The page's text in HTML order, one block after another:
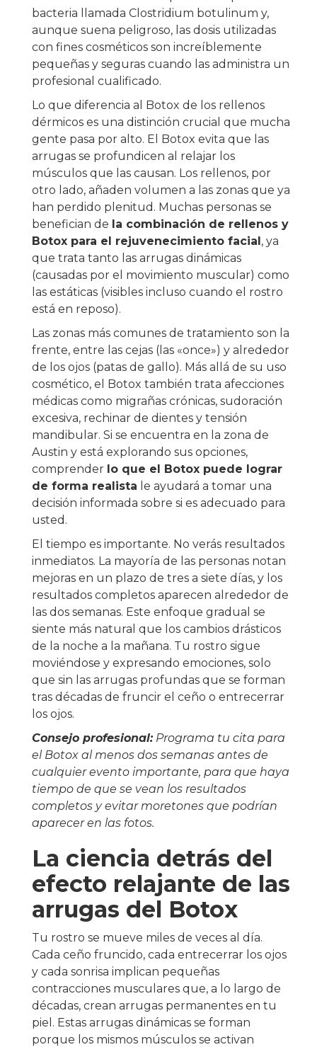
bacteria llamada Clostridium botulinum y,
aunque suena peligroso, las dosis utilizadas
con fines cosméticos son increíblemente
pequeñas y seguras cuando las administra un
profesional cualificado.
Lo que diferencia al Botox de los rellenos
dérmicos es una distinción crucial que mucha
gente pasa por alto. El Botox evita que las
arrugas se profundicen al relajar los
músculos que las causan. Los rellenos, por
otro lado, añaden volumen a las zonas que ya
han perdido plenitud. Muchas personas se
benefician de la combinación de rellenos y
Botox para el rejuvenecimiento facial, ya
que trata tanto las arrugas dinámicas
(causadas por el movimiento muscular) como
las estáticas (visibles incluso cuando el rostro
está en reposo).
Las zonas más comunes de tratamiento son la
frente, entre las cejas (las «once») y alrededor
de los ojos (patas de gallo). Más allá de su uso
cosmético, el Botox también trata afecciones
médicas como migrañas crónicas, sudoración
excesiva, rechinar de dientes y tensión
mandibular. Si se encuentra en la zona de
Austin y está explorando sus opciones,
comprender lo que el Botox puede lograr
de forma realista le ayudará a tomar una
decisión informada sobre si es adecuado para
usted.
El tiempo es importante. No verás resultados
inmediatos. La mayoría de las personas notan
mejoras en un plazo de tres a siete días, y los
resultados completos aparecen alrededor de
las dos semanas. Este enfoque gradual se
siente más natural que los cambios drásticos
de la noche a la mañana. Tu rostro sigue
moviéndose y expresando emociones, solo
que sin las arrugas profundas que se forman
tras décadas de fruncir el ceño o entrecerrar
los ojos.
Consejo profesional: Programa tu cita para
el Botox al menos dos semanas antes de
cualquier evento importante, para que haya
tiempo de que se vean los resultados
completos y evitar moretones que podrían
aparecer en las fotos.
La ciencia detrás del
efecto relajante de las
arrugas del Botox
Tu rostro se mueve miles de veces al día.
Cada ceño fruncido, cada entrecerrar los ojos
y cada sonrisa implican pequeñas
contracciones musculares que, a lo largo de
décadas, crean arrugas permanentes en tu
piel. Estas arrugas dinámicas se forman
porque los mismos músculos se activan